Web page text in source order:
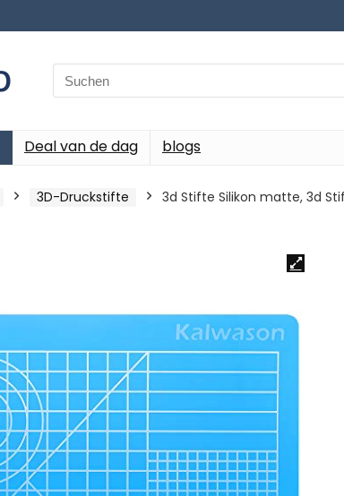
Search
for:
Deal van de dag blogs
3D-Druckstifte
3d Stifte Silikon matte, 3d